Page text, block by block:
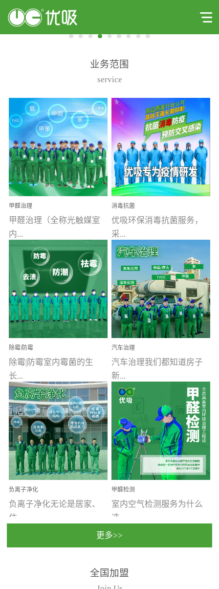
业务范围
service
甲醛治理
甲醛治理（全称光触媒室
内...
空气污染净化治理）工业
文明的进步，创造了多姿
多彩的家居产品和生活情
调，但也带来了以甲醛为
首的室内...
消毒抗菌
优吸环保消毒抗菌服务，
采...
用行业公认奥维牌消毒
液，具备杀死人体冠状病
毒的功效，杀菌率
99.99%。相对于传统消毒
液来说，无...
除霉|防霉
除霉|防霉室内霉菌的生
长...
受温度、湿度、基质养
分、通风四个条件影响，
温暖潮湿、营养物质多、
通风缓慢的空间最易滋生
大量霉菌的...
汽车治理
汽车治理我们都知道房子
新...
装修完会有甲醛，其实汽
车的甲醛超标问题更为严
重。汽车的空间范围小，
配件、皮具、装饰多，这
些都是汽...
负离子净化
负离子净化无论是居家、
住...
动，人类长时间停留的室
内空间都有整体消毒的需
甲醛检测
室内空气检测服务为什么
选...
行国家规定的标准检测方
法，空气采样量准确，检
更多>>
全国加盟